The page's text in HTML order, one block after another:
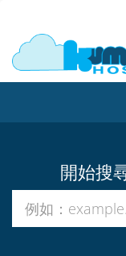
開始搜